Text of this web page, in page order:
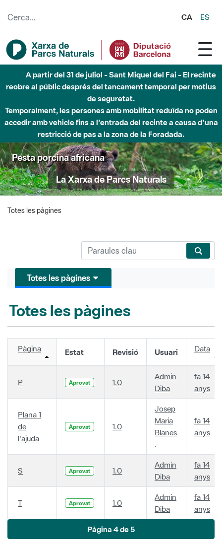
CA ES
A partir del 31 de juliol - Sant Miquel del Fai - El recinte
reobre al públic després del tancament temporal per motius
de seguretat.
Temporalment, les persones amb mobilitat reduïda no poden
accedir amb vehicle fins a l'entrada del recinte a causa d'una
restricció de pas a la zona de la Foradada.
Pesta porcina africana
La Xarxa de Parcs Naturals
Totes les pàgines
Totes les pàgines
Totes les pàgines
Pàgina Estat Revisió Usuari Data
P Aprovat 1.0
Admin
Diba
fa 14
anys
Plana 1
de
l'ajuda
Aprovat 1.0
Josep
Maria
Blanes
.
fa 14
anys
S Aprovat 1.0
Admin
Diba
fa 14
anys
T Aprovat 1.0
Admin
Diba
fa 14
anys
Pàgina 4 de 5